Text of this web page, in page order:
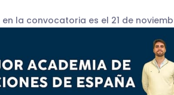
la convocatoria es el 21 de